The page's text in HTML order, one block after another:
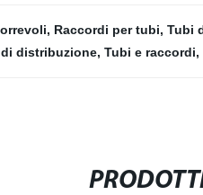
, Raccordi per tubi, Tubi
distribuzione, Tubi e raccordi,